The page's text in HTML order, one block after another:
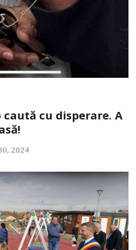
caută cu disperare. A
2024